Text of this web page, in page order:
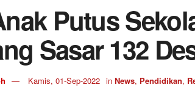
Putus
Sasar 132
Kamis, 01-Sep-2022 in News, Pendidikan,